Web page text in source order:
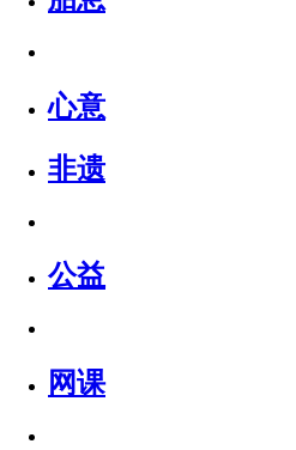
心意
非遗
公益
网课